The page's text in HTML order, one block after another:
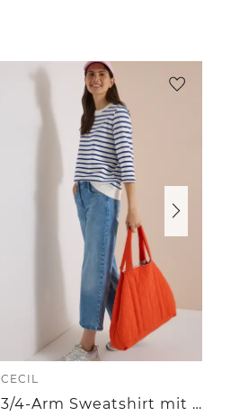
CECIL
3/4-Arm Sweatshirt mit Rundhals und Streifen